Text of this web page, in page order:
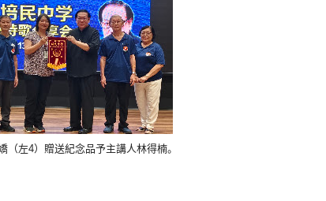
（左4）贈送紀念品予主講人林得楠。